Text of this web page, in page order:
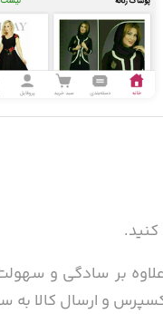
بر سادگی و سهولت
و ارسال کالا به